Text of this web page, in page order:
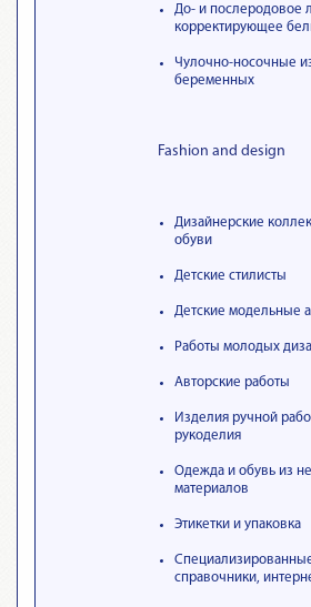
До- и послеродовое
корректирующее
Чулочно-носочные
беременных
Fashion and design
Дизайнерские
обуви
Детские стилисты
Детские модельные
Работы молодых
Авторские работы
Изделия ручной
рукоделия
Одежда и обувь из
материалов
Этикетки и упаковка
справочники,